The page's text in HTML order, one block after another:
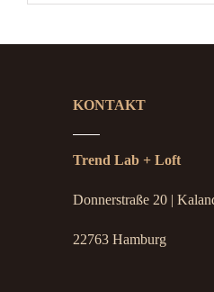
KONTAKT
Trend Lab + Loft
Donnerstraße 20 |
22763 Hamburg